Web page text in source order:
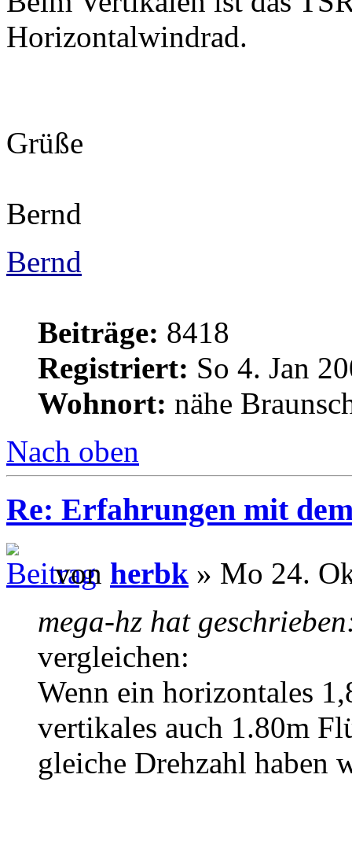
Horizontalwindrad.
Grüße
Bernd
Bernd
Beiträge: 8418
Registriert: So 4. Jan
Wohnort: nähe
Nach oben
Re: Erfahrungen mit
von herbk » Mo 24.
mega-hz hat
vergleichen:
Wenn ein horizontales
vertikales auch 1.80m
gleiche Drehzahl haben